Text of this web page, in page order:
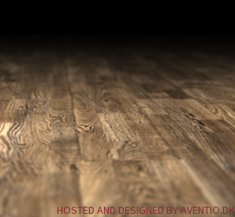
HOSTED AND DESIGNED BY AVENTIO.DK